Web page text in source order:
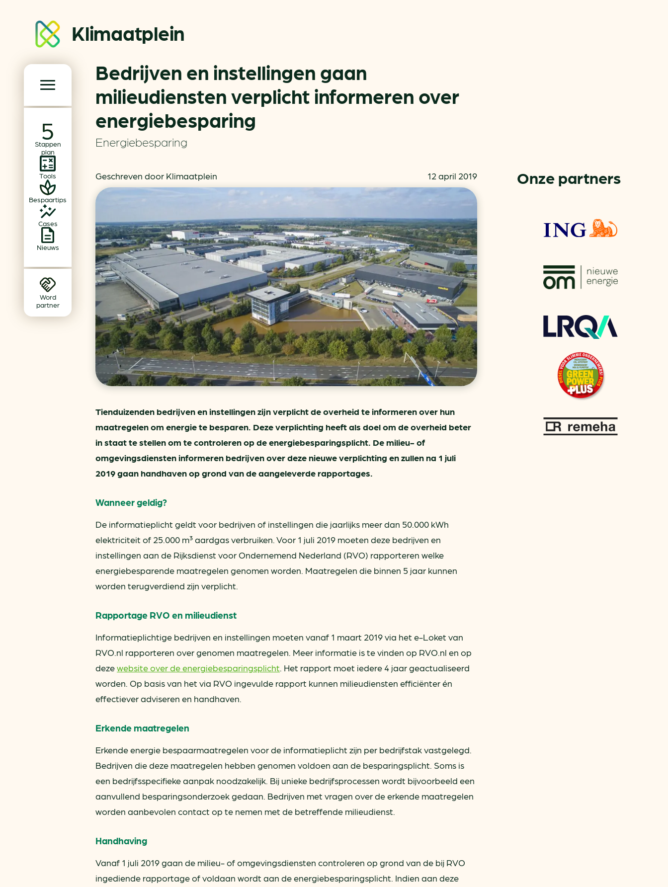
Klimaatplein
Stappen
plan
Tools
Bespaartips
Cases
Nieuws
Word
partner
Klimaatplein
Hoofd­navigatie
Over ons
Partners
Contact
Actueel
Nieuws
Achtergrond klimaatverandering
Beprijzing van CO2
Ondernemen zonder aardgas
Verduurzamen bedrijventerrein
Klimaattransitie op wijkniveau
In je gebouw
Op vervoer
In de bedrijfsvoering
Subsidiewijzer voor ondernemers
Voorkomen van klimaatschade
Autobrandstof besparen
Verlichtingscan
Wegwijzers energie besparen
Hergebruiken of recyclen van bijproducten
voor het MKB
Energie besparen op uw PC
info@klimaatplein.nl (073) 822 74 86
Bedrijven en instellingen gaan
milieudiensten verplicht informeren over
energiebesparing
Energiebesparing
Geschreven door Klimaatplein 12 april 2019
Tienduizenden bedrijven en instellingen zijn verplicht de overheid te informeren over hun
maatregelen om energie te besparen. Deze verplichting heeft als doel om de overheid beter
in staat te stellen om te controleren op de energiebesparingsplicht. De milieu- of
omgevingsdiensten informeren bedrijven over deze nieuwe verplichting en zullen na 1 juli
2019 gaan handhaven op grond van de aangeleverde rapportages.
Wanneer geldig?
De informatieplicht geldt voor bedrijven of instellingen die jaarlijks meer dan 50.000 kWh
elektriciteit of 25.000 m³ aardgas verbruiken. Voor 1 juli 2019 moeten deze bedrijven en
instellingen aan de Rijksdienst voor Ondernemend Nederland (RVO) rapporteren welke
energiebesparende maatregelen genomen worden. Maatregelen die binnen 5 jaar kunnen
worden terugverdiend zijn verplicht.
Rapportage RVO en milieudienst
Informatieplichtige bedrijven en instellingen moeten vanaf 1 maart 2019 via het e-Loket van
RVO.nl rapporteren over genomen maatregelen. Meer informatie is te vinden op RVO.nl en op
dezewebsite over de energiebesparingsplicht . Het rapport moet iedere 4 jaar geactualiseerd
worden. Op basis van het via RVO ingevulde rapport kunnen milieudiensten efficiënter én
effectiever adviseren en handhaven.
Erkende maatregelen
Erkende energie bespaarmaatregelen voor de informatieplicht zijn per bedrijfstak vastgelegd.
Bedrijven die deze maatregelen hebben genomen voldoen aan de besparingsplicht. Soms is
een bedrijfsspecifieke aanpak noodzakelijk. Bij unieke bedrijfsprocessen wordt bijvoorbeeld een
aanvullend besparingsonderzoek gedaan. Bedrijven met vragen over de erkende maatregelen
worden aanbevolen contact op te nemen met de betreffende milieudienst.
Handhaving
Vanaf 1 juli 2019 gaan de milieu- of omgevingsdiensten controleren op grond van de bij RVO
ingediende rapportage of voldaan wordt aan de energiebesparingsplicht. Indien aan deze
Onze partners